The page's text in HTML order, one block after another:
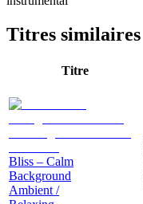
Titres similaires
Titre
Bliss – Calm
Background
Ambient /